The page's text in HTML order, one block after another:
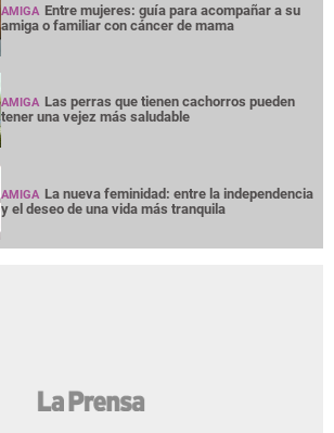
AMIGA Entre mujeres: guía para acompañar a su
amiga o familiar con cáncer de mama
AMIGA Las perras que tienen cachorros pueden
tener una vejez más saludable
AMIGA La nueva feminidad: entre la independencia
y el deseo de una vida más tranquila